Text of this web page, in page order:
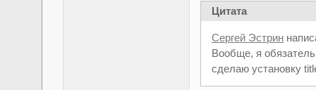
Цитата
Сергей Эстрин
Вообще, я
сделаю установку